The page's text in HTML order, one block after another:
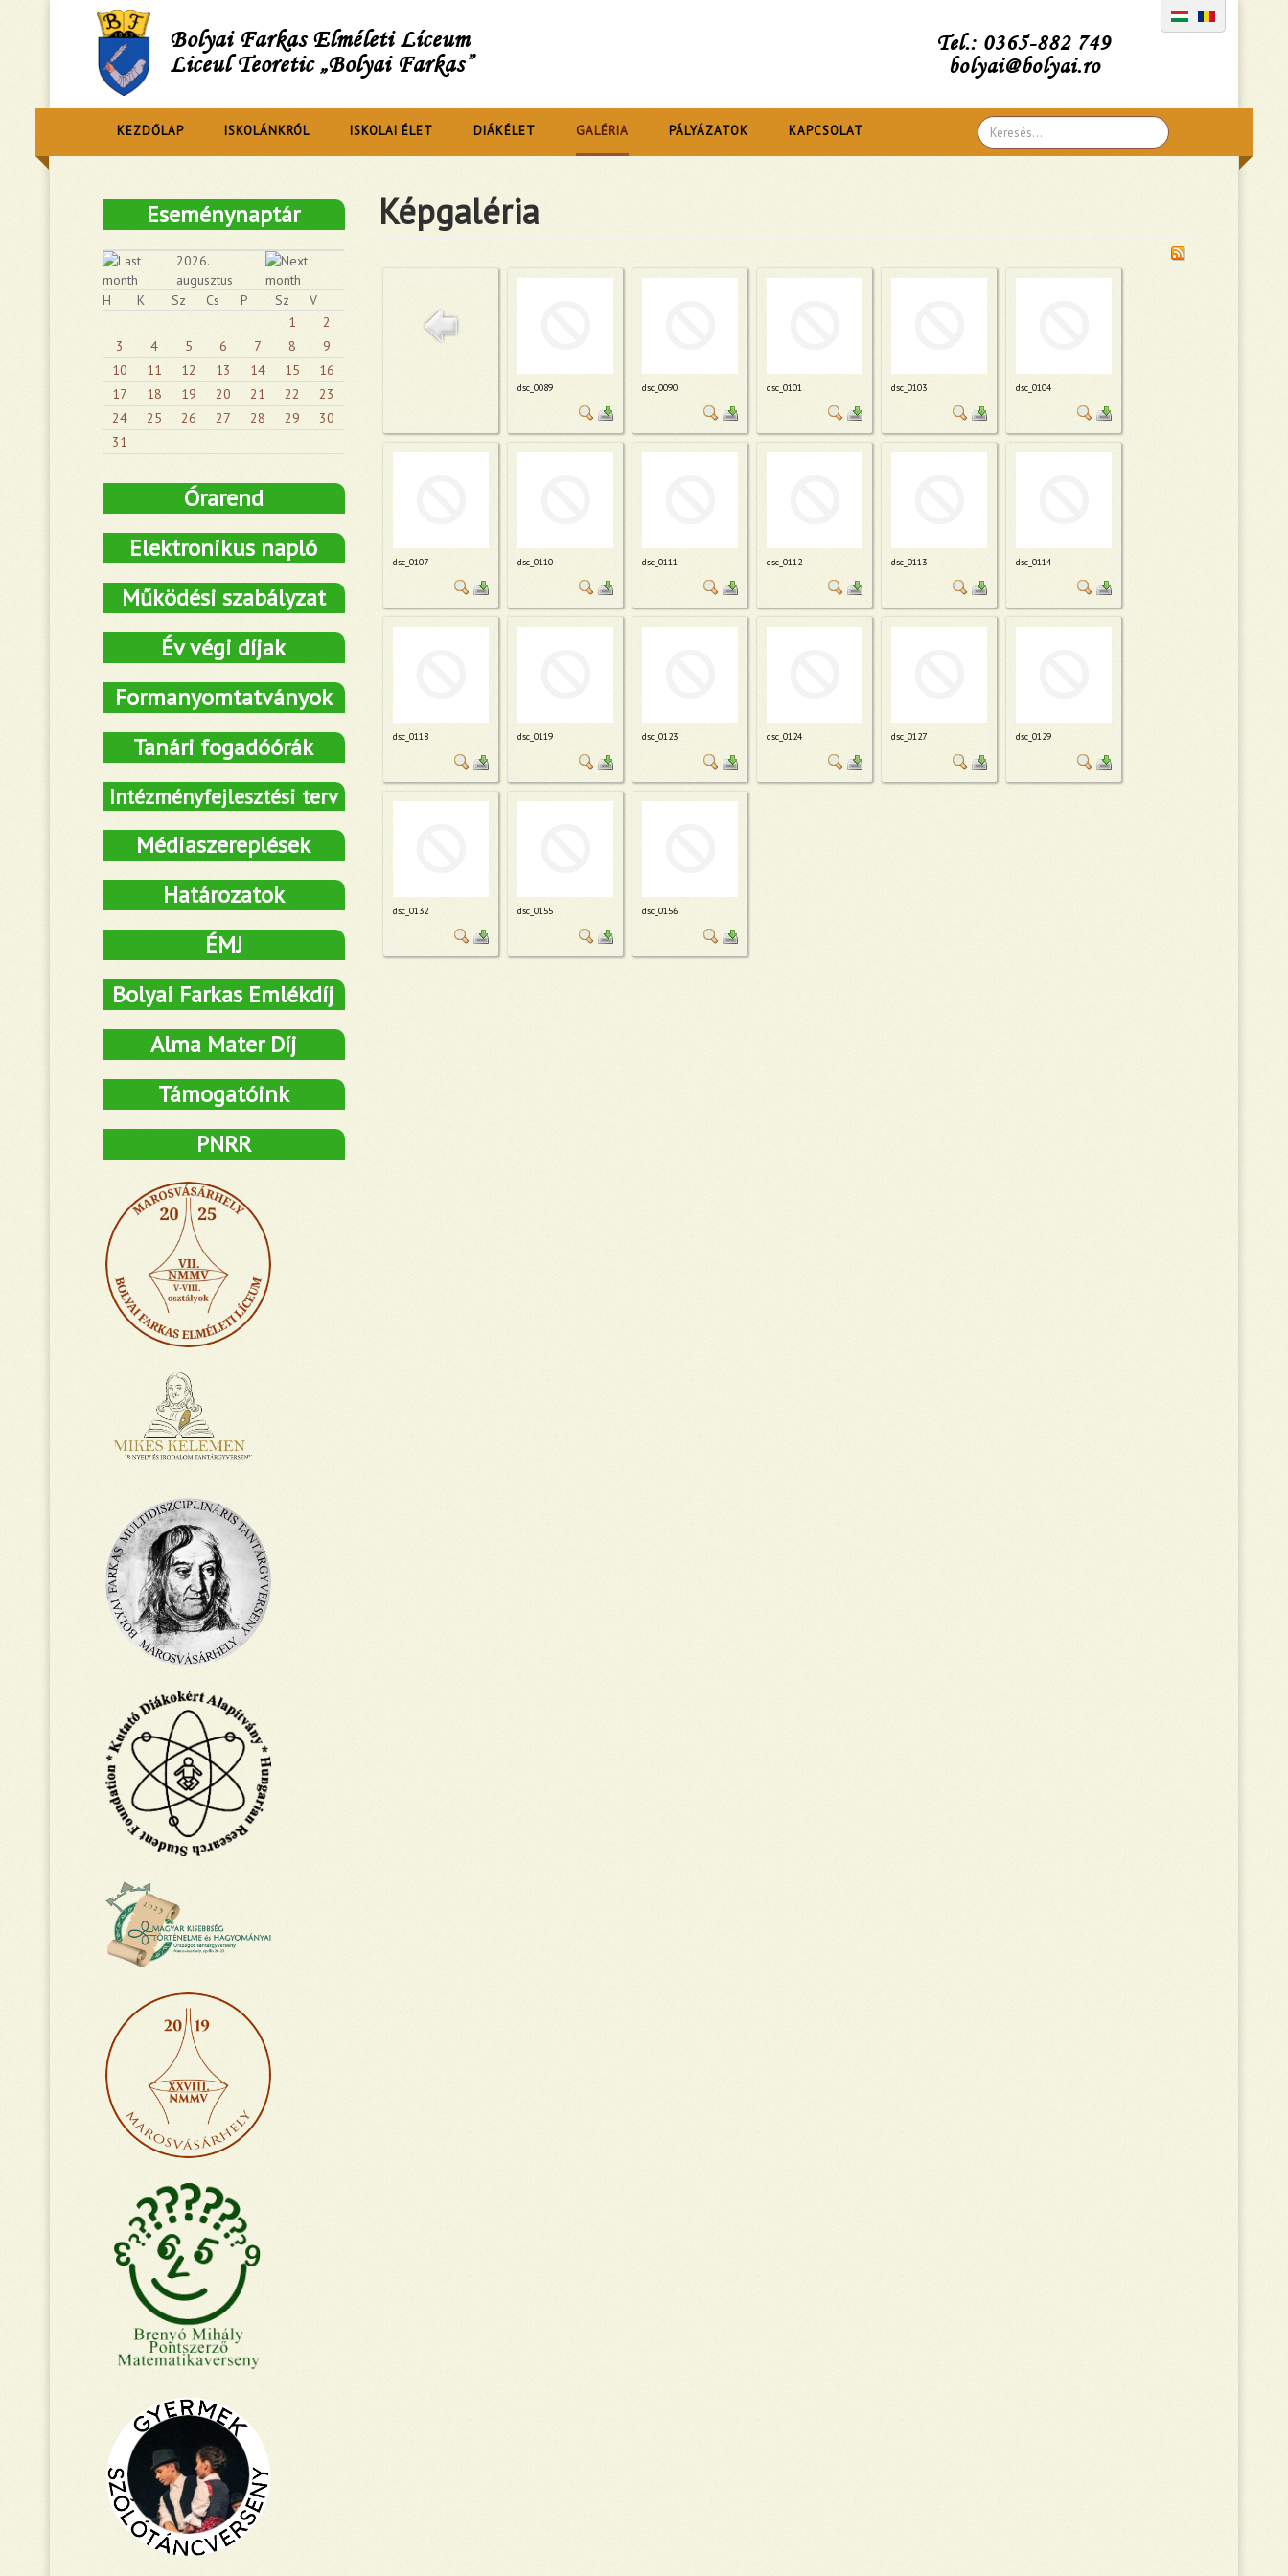
Bolyai Farkas Elméleti Líceum
Liceul Teoretic „Bolyai Farkas”
Tel.: 0365-882 749
bolyai@bolyai.ro
Search
...
KEZDŐLAP ISKOLÁNKRÓL ISKOLAI ÉLET DIÁKÉLET GALÉRIA PÁLYÁZATOK KAPCSOLAT
Képgaléria
dsc_0089 dsc_0090 dsc_0101 dsc_0103 dsc_0104
dsc_0107 dsc_0110 dsc_0111 dsc_0112 dsc_0113 dsc_0114
dsc_0118 dsc_0119 dsc_0123 dsc_0124 dsc_0127 dsc_0129
dsc_0132 dsc_0155 dsc_0156
Eseménynaptár
2026.
augusztus
H
K Sz Cs P Sz
V
1
2
3
4 5 6 7 8
9
10
11 12 13 14 15
16
17
18 19 20 21 22
23
24
25 26 27 28 29
30
31
Órarend
Elektronikus napló
Működési szabályzat
Év végi díjak
Formanyomtatványok
Tanári fogadóórák
Intézményfejlesztési terv
Médiaszereplések
Határozatok
ÉMJ
Bolyai Farkas Emlékdíj
Alma Mater Díj
Támogatóink
PNRR